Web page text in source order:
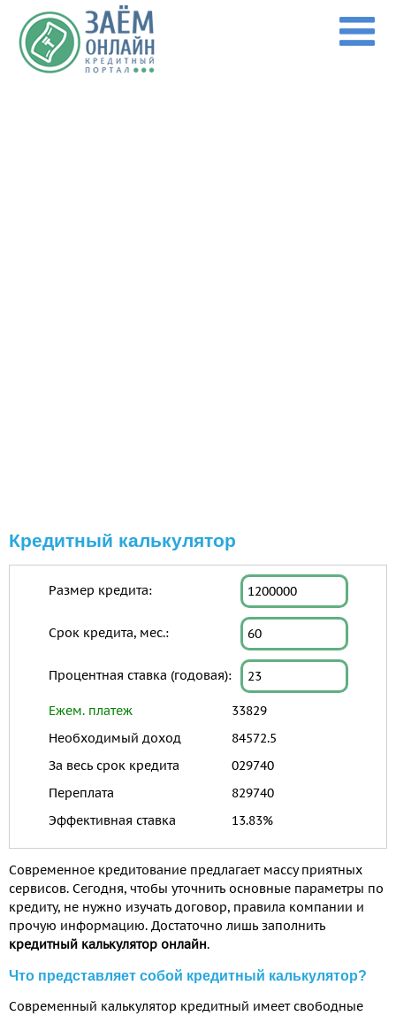
Перейти к основному содержанию
Кредитный калькулятор
Размер кредита:
Срок кредита, мес.:
Процентная ставка (годовая):
Ежем. платеж
33829
Необходимый доход
84572.5
За весь срок кредита
029740
Переплата
829740
Эффективная ставка
13.83%
Современное кредитование предлагает массу приятных
сервисов. Сегодня, чтобы уточнить основные параметры по
кредиту, не нужно изучать договор, правила компании и
прочую информацию. Достаточно лишь заполнить
кредитный калькулятор онлайн.
Что представляет собой кредитный калькулятор?
Современный калькулятор кредитный имеет свободные